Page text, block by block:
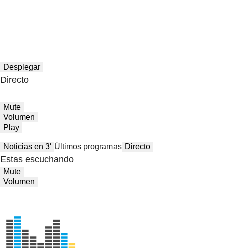
Desplegar
Directo
Mute
Volumen
Play
Noticias en 3′ Últimos programas Directo
Estas escuchando
Mute
Volumen